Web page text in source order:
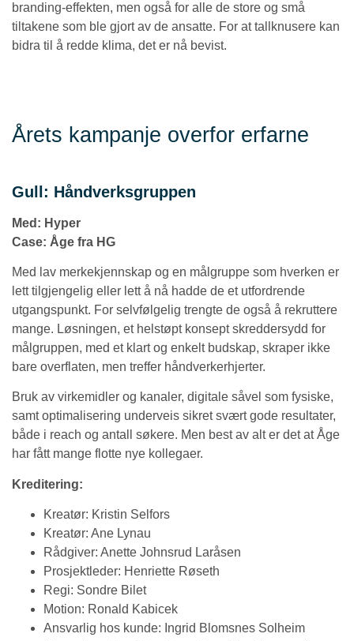
branding-effekten, men også for alle de store og små
tiltakene som ble gjort av de ansatte. For at tallknusere kan
bidra til å redde klima, det er nå bevist.
Årets kampanje overfor erfarne
Gull: Håndverksgruppen
Med: Hyper
Case: Åge fra HG
Med lav merkekjennskap og en målgruppe som hverken er
lett tilgjengelig eller lett å nå hadde de et utfordrende
utgangspunkt. For selvfølgelig trengte de også å rekruttere
mange. Løsningen, et helstøpt konsept skreddersydd for
målgruppen, med et klart og enkelt budskap, skraper ikke
bare overflaten, men treffer håndverkerhjerter.
Bruk av virkemidler og kanaler, digitale såvel som fysiske,
samt optimalisering underveis sikret svært gode resultater,
både i reach og antall søkere. Men best av alt er det at Åge
har fått mange flotte nye kollegaer.
Kreditering:
Kreatør: Kristin Selfors
Kreatør: Ane Lynau
Rådgiver: Anette Johnsrud Laråsen
Prosjektleder: Henriette Røseth
Regi: Sondre Bilet
Motion: Ronald Kabicek
Ansvarlig hos kunde: Ingrid Blomsnes Solheim